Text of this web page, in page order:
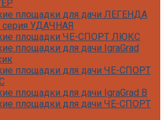
площадки для дачи ЛЕГЕНДА
УДАЧНАЯ
площадки ЧЕ-СПОРТ ЛЮКС
площадки для дачи IgraGrad
площадки для дачи ЧЕ-СПОРТ
площадки для дачи IgraGrad B
площадки для дачи ЧЕ-СПОРТ